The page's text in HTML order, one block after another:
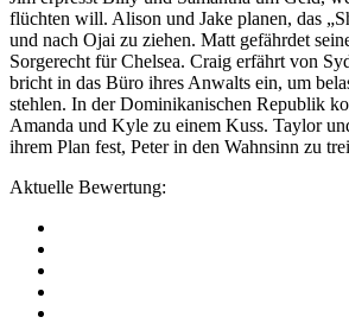
flüchten will. Alison und Jake planen, das
und nach Ojai zu ziehen. Matt gefährdet
Sorgerecht für Chelsea. Craig erfährt von
bricht in das Büro ihres Anwalts ein, um
stehlen. In der Dominikanischen Republik
Amanda und Kyle zu einem Kuss. Taylor
ihrem Plan fest, Peter in den Wahnsinn zu
Aktuelle Bewertung: